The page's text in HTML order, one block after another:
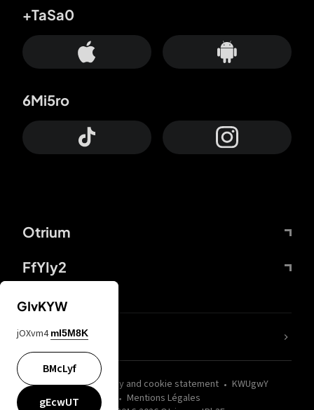
Otrium
FfYIy2
+TaSa0
6Mi5ro
wZQPfd Privacy and cookie statement
KWUgwY
Mentions Légales
nLC6tu
GIvKYW
jOXvm4 mI5M8K
BMcLyf
gEcwUT